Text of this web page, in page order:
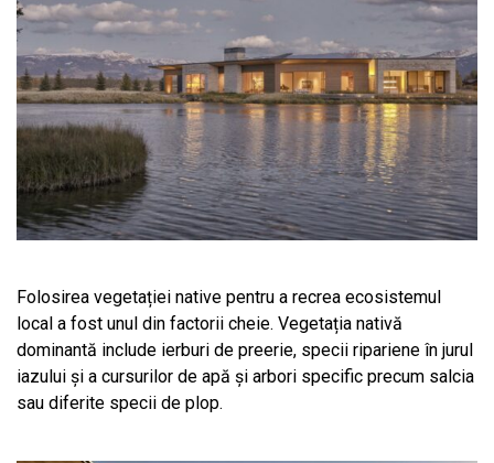
Folosirea vegetației native pentru a recrea ecosistemul
local a fost unul din factorii cheie. Vegetația nativă
dominantă include ierburi de preerie, specii ripariene în jurul
iazului și a cursurilor de apă și arbori specific precum salcia
sau diferite specii de plop.